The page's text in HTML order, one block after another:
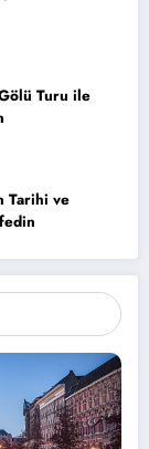
Turu ile
Tarihi ve